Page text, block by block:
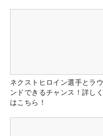
ネクストヒロイン選手とラウ
ンドできるチャンス！詳しく
はこちら！